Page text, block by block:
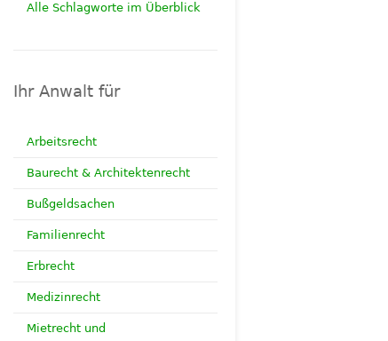
Alle Schlagworte im Überblick
Ihr Anwalt für
Arbeitsrecht
Baurecht & Architektenrecht
Bußgeldsachen
Familienrecht
Erbrecht
Medizinrecht
Mietrecht und